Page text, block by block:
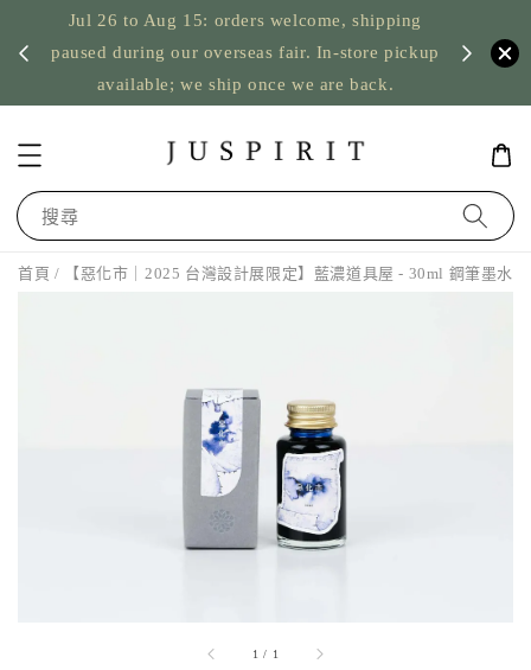
Jul 26 to Aug 15: orders welcome, shipping
paused during our overseas fair. In-store pickup
available; we ship once we are back.
US
搜尋
首頁 / 【惡化市｜2025 台灣設計展限定】藍濃道具屋 - 30ml 鋼筆墨水
1 / 1